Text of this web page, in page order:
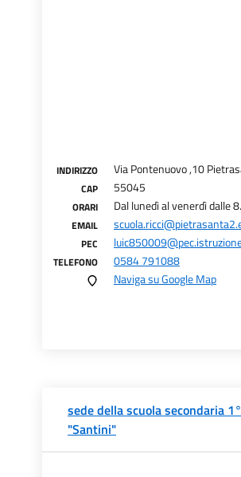
INDIRIZZO Via Pontenuovo ,10
CAP 55045
ORARI Dal lunedì al venerdì dalle
EMAIL
PEC
TELEFONO
0584 791088
Naviga su Google Map
sede della scuola secondaria
"Santini"